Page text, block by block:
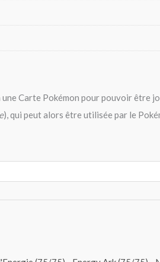
Carte Pokémon pour pouvoir être
), qui peut alors être utilisée par le